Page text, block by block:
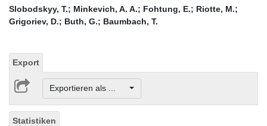
Slobodskyy, T.; Minkevich, A. A.; Fohtung, E.; Riotte, M.;
Grigoriev, D.; Buth, G.; Baumbach, T.
Export
Exportieren als ...
Statistiken